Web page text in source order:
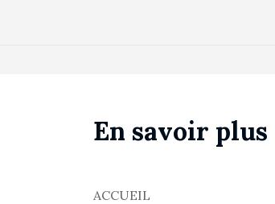
En savoir plus
ACCUEIL